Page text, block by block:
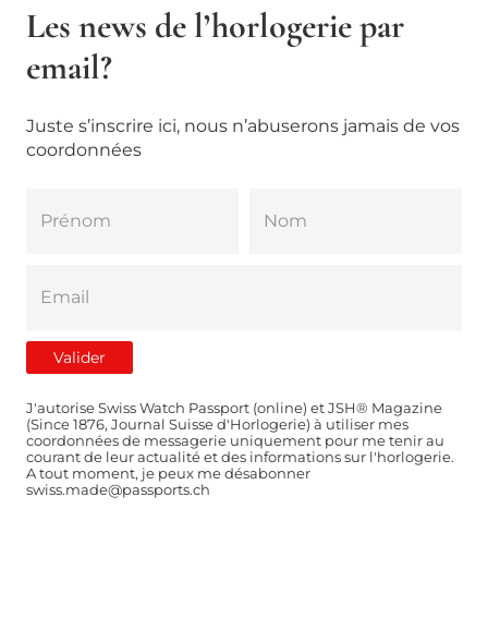
Les news de l’horlogerie par
email?
Juste s’inscrire ici, nous n’abuserons jamais de vos
coordonnées
J'autorise Swiss Watch Passport (online) et JSH® Magazine
(Since 1876, Journal Suisse d'Horlogerie) à utiliser mes
coordonnées de messagerie uniquement pour me tenir au
courant de leur actualité et des informations sur l'horlogerie.
A tout moment, je peux me désabonner
swiss.made@passports.ch